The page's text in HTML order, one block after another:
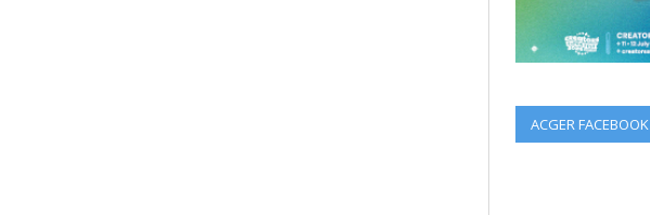
ACGER FACEBOOK